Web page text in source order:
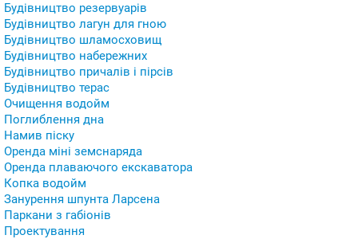
Будівництво резервуарів
Будівництво лагун для гною
Будівництво шламосховищ
Будівництво набережних
Будівництво причалів і пірсів
Будівництво терас
Очищення водойм
Поглиблення дна
Намив піску
Оренда міні земснаряда
Оренда плаваючого екскаватора
Копка водойм
Занурення шпунта Ларсена
Паркани з габіонів
Проектування